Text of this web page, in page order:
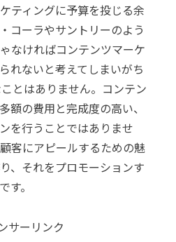
ティングに予算を投じる余
コーラやサントリーのよう
なければコンテンツマーケ
れないと考えてしまいがち
とはありません。 コンテン
額の費用と完成度の高い、
を行うことではありませ
客にアピールするための魅
、それをプロモーションす
す。
サーリンク